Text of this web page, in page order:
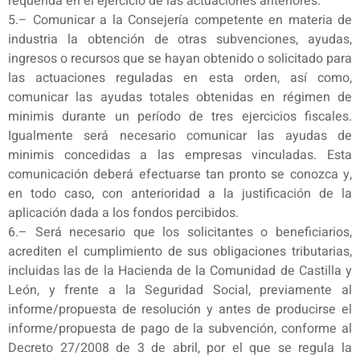
5.– Comunicar a la Consejería competente en materia de
industria la obtención de otras subvenciones, ayudas,
ingresos o recursos que se hayan obtenido o solicitado para
las actuaciones reguladas en esta orden, así como,
comunicar las ayudas totales obtenidas en régimen de
minimis durante un período de tres ejercicios fiscales.
Igualmente será necesario comunicar las ayudas de
minimis concedidas a las empresas vinculadas. Esta
comunicación deberá efectuarse tan pronto se conozca y,
en todo caso, con anterioridad a la justificación de la
aplicación dada a los fondos percibidos.
6.– Será necesario que los solicitantes o beneficiarios,
acrediten el cumplimiento de sus obligaciones tributarias,
incluidas las de la Hacienda de la Comunidad de Castilla y
León, y frente a la Seguridad Social, previamente al
informe/propuesta de resolución y antes de producirse el
informe/propuesta de pago de la subvención, conforme al
Decreto 27/2008 de 3 de abril, por el que se regula la